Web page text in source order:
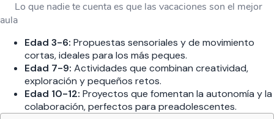
Lo que nadie te cuenta es que las vacaciones son el mejor
aula
Edad 3-6: Propuestas sensoriales y de movimiento
cortas, ideales para los más peques.
Edad 7-9: Actividades que combinan creatividad,
exploración y pequeños retos.
Edad 10-12: Proyectos que fomentan la autonomía y la
colaboración, perfectos para preadolescentes.